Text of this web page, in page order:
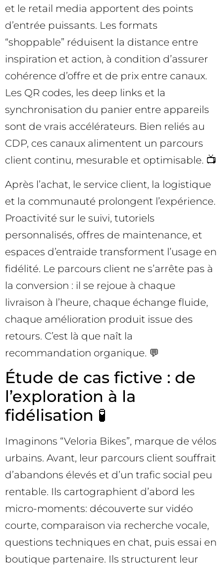
et le retail media apportent des points
d’entrée puissants. Les formats
“shoppable” réduisent la distance entre
inspiration et action, à condition d’assurer
cohérence d’offre et de prix entre canaux.
Les QR codes, les deep links et la
synchronisation du panier entre appareils
sont de vrais accélérateurs. Bien reliés au
CDP, ces canaux alimentent un parcours
client continu, mesurable et optimisable. 📺
Après l’achat, le service client, la logistique
et la communauté prolongent l’expérience.
Proactivité sur le suivi, tutoriels
personnalisés, offres de maintenance, et
espaces d’entraide transforment l’usage en
fidélité. Le parcours client ne s’arrête pas à
la conversion : il se rejoue à chaque
livraison à l’heure, chaque échange fluide,
chaque amélioration produit issue des
retours. C’est là que naît la
recommandation organique. 💬
Étude de cas fictive : de
l’exploration à la
fidélisation 🧪
Imaginons “Veloria Bikes”, marque de vélos
urbains. Avant, leur parcours client souffrait
d’abandons élevés et d’un trafic social peu
rentable. Ils cartographient d’abord les
micro-moments: découverte sur vidéo
courte, comparaison via recherche vocale,
questions techniques en chat, puis essai en
boutique partenaire. Ils structurent leur